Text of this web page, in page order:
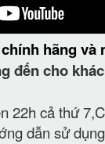
hãng và
đến cho
22h cả thứ
dẫn sử